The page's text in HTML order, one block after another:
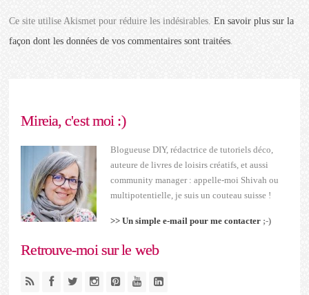
Ce site utilise Akismet pour réduire les indésirables.En savoir plus sur la
façon dont les données de vos commentaires sont traitées.
Mireia, c'est moi :)
Blogueuse DIY, rédactrice de tutoriels déco,
auteure de livres de loisirs créatifs, et aussi
community manager : appelle-moi Shivah ou
multipotentielle, je suis un couteau suisse !
>> Un simple e-mail pour me contacter ;-)
Retrouve-moi sur le web